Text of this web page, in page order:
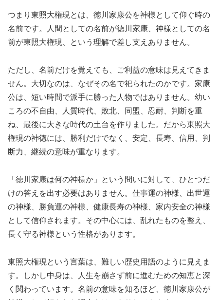
つまり東照大権現とは、徳川家康公を神様として仰ぐ時の
名前です。人間としての名前が徳川家康、神様としての名
前が東照大権現、という理解で差し支えありません。
ただし、名前だけを覚えても、ご利益の意味は見えてきま
せん。大切なのは、なぜその名で祀られたのかです。家康
公は、短い時間で派手に勝った人物ではありません。幼い
ころの不自由、人質時代、敗北、同盟、忍耐、判断を重
ね、最後に大きな時代の土台を作りました。だから東照大
権現の神徳には、勝利だけでなく、安定、長寿、信用、判
断力、継続の意味が重なります。
「徳川家康は何の神様か」という問いに対して、ひとつだ
けの答えを出す必要はありません。仕事運の神様、出世運
の神様、勝負運の神様、健康長寿の神様、家内安全の神様
として信仰されます。その中心には、乱れたものを整え、
長く守る神様という性格があります。
東照大権現という言葉は、難しい歴史用語のように見えま
す。しかし中身は、人生を崩さず前に進むための知恵と深
く関わっています。名前の意味を知るほど、徳川家康公が